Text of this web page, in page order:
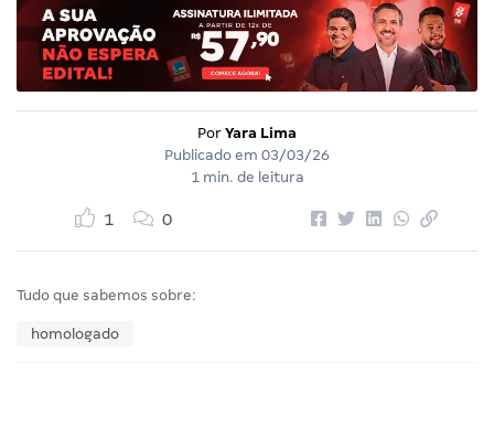
Por Yara Lima
Publicado em 03/03/26
1 min. de leitura
1 0
Tudo que sabemos sobre:
homologado